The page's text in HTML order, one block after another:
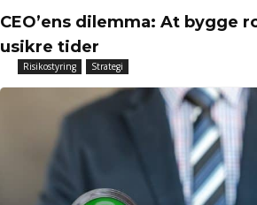
CEO’ens dilemma: At bygge
usikre tider
Risikostyring Strategi